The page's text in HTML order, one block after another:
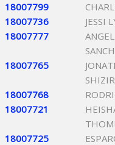
18007799
18007736
JESSI
18007777
18007765
18007768
18007721
18007725